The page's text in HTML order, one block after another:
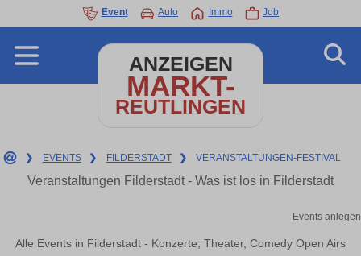
Event Auto Immo Job
ANZEIGEN
MARKT-
REUTLINGEN
❯ EVENTS ❯ FILDERSTADT ❯ VERANSTALTUNGEN-FESTIVAL
Veranstaltungen Filderstadt - Was ist los in Filderstadt
Events anlegen
Alle Events in Filderstadt - Konzerte, Theater, Comedy Open Airs